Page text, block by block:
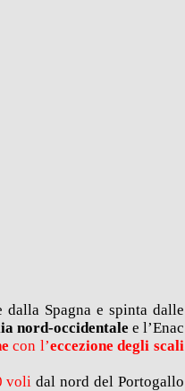
dalla Spagna e spinta dalle
nord-occidentale e l’Enac
con l’eccezione degli scali
volidal nord del Portogallo